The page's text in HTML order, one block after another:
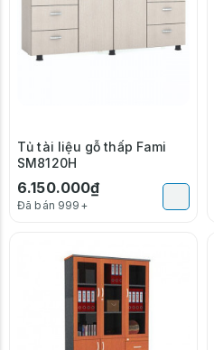
Tủ tài liệu gỗ thấp Fami
SM8120H
6.150.000₫
Đã bán 999+